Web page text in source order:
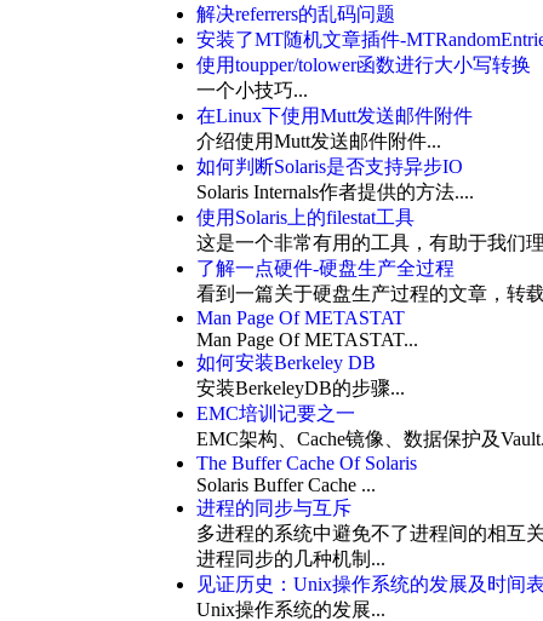
解决referrers的乱码问题
安装了MT随机文章插件-
使用toupper/tolower函数进行大小写转换
一个小技巧...
在Linux下使用Mutt发送邮件附件
介绍使用Mutt发送邮件附件...
如何判断Solaris是否支持异步IO
Solaris Internals作者提供的方法....
使用Solaris上的filestat工具
这是一个非常有用的工具，有助于我们
了解一点硬件-硬盘生产全过程
看到一篇关于硬盘生产过程的文章，转
Man Page Of METASTAT
Man Page Of METASTAT...
如何安装Berkeley DB
安装BerkeleyDB的步骤...
EMC培训记要之一
EMC架构、Cache镜像、数据保护及Vault
The Buffer Cache Of Solaris
Solaris Buffer Cache ...
进程的同步与互斥
多进程的系统中避免不了进程间的相
进程同步的几种机制...
见证历史：Unix操作系统的发展及时间
Unix操作系统的发展...